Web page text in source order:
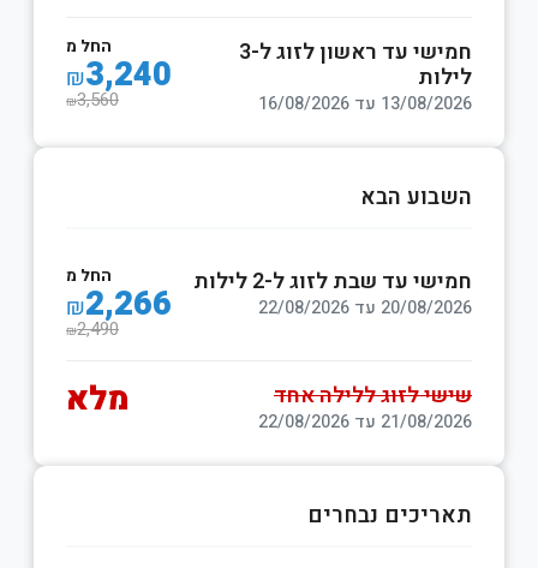
חמישי עד ראשון לזוג ל-3
לילות
13/08/2026 עד 16/08/2026
החל מ
₪3,240
₪3,560
השבוע הבא
חמישי עד שבת לזוג ל-2 לילות
20/08/2026 עד 22/08/2026
החל מ
₪2,266
₪2,490
שישי לזוג ללילה אחד
21/08/2026 עד 22/08/2026 מלא
תאריכים נבחרים